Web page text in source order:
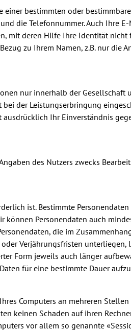
bestimmten oder
die Telefonnummer. Auch Ihre
mit deren Hilfe Ihre Identität
zu Ihrem Namen, z.B. nur die
nur innerhalb der Gesellschaft
der Leistungserbringung
Ihr Einverständnis
des Nutzers zwecks
ist. Bestimmte
Personendaten auch
die im
Verjährungsfristen
Form jeweils auch länger
für eine bestimmte Dauer
Computers an mehreren
keinen Schaden auf ihren
vor allem so genannte